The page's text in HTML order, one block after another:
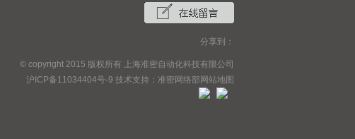
分享到：
© copyright 2015 版权所有 上海准密自动化科技有限公司
沪ICP备11034404号-9 技术支持： 准密网络部 网站地图